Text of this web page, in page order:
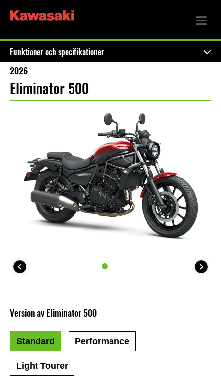
Funktioner och specifikationer
2026
Eliminator 500
Version av Eliminator 500
Standard Performance
Light Tourer